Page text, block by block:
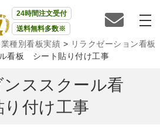
24時間注文受付
送料無料多数※
業種別看板実績 > リラクゼーション看板
ル看板 シート貼り付け工事
ンススクール看
付け工事